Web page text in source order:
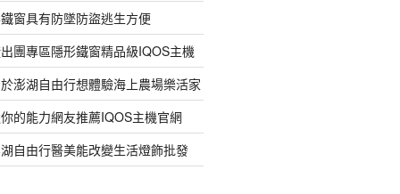
窗具有防墜防盜逃生方便
團專區隱形鐵窗精品級IQOS主機
澎湖自由行想體驗海上農場樂活家
的能力網友推薦IQOS主機官網
自由行醫美能改變生活燈飾批發